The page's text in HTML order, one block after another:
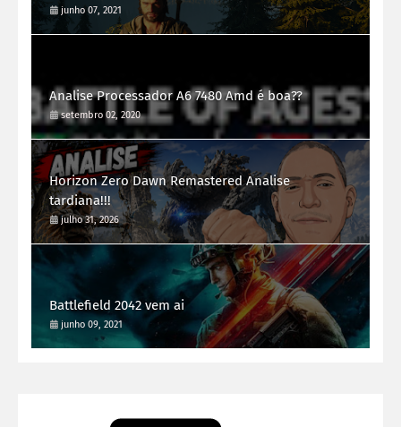
junho 07, 2021
Analise Processador A6 7480 Amd é boa??
setembro 02, 2020
Horizon Zero Dawn Remastered Analise
tardiana!!!
julho 31, 2026
Battlefield 2042 vem ai
junho 09, 2021